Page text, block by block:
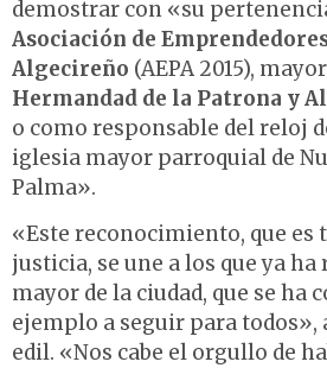
demostrar con «su
Asociación de
Algecireño (AEPA 2015),
Hermandad de la Patrona y
o como responsable del reloj
iglesia mayor parroquial de
Palma».
«Este reconocimiento, que es
justicia, se une a los que ya
mayor de la ciudad, que se ha
ejemplo a seguir para todos»,
edil. «Nos cabe el orgullo de